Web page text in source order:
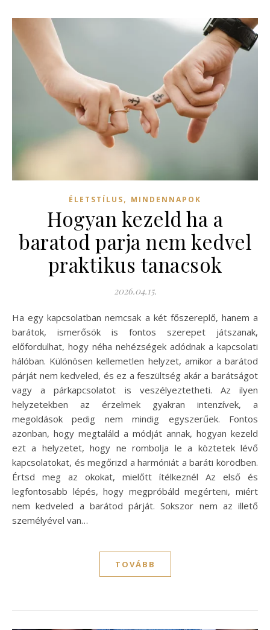
ÉLETSTÍLUS, MINDENNAPOK
Hogyan kezeld ha a
baratod parja nem kedvel
praktikus tanacsok
2026.04.15.
Ha egy kapcsolatban nemcsak a két főszereplő, hanem a
barátok, ismerősök is fontos szerepet játszanak,
előfordulhat, hogy néha nehézségek adódnak a kapcsolati
hálóban. Különösen kellemetlen helyzet, amikor a barátod
párját nem kedveled, és ez a feszültség akár a barátságot
vagy a párkapcsolatot is veszélyeztetheti. Az ilyen
helyzetekben az érzelmek gyakran intenzívek, a
megoldások pedig nem mindig egyszerűek. Fontos
azonban, hogy megtaláld a módját annak, hogyan kezeld
ezt a helyzetet, hogy ne rombolja le a köztetek lévő
kapcsolatokat, és megőrizd a harmóniát a baráti körödben.
Értsd meg az okokat, mielőtt ítélkeznél Az első és
legfontosabb lépés, hogy megpróbáld megérteni, miért
nem kedveled a barátod párját. Sokszor nem az illető
személyével van…
TOVÁBB